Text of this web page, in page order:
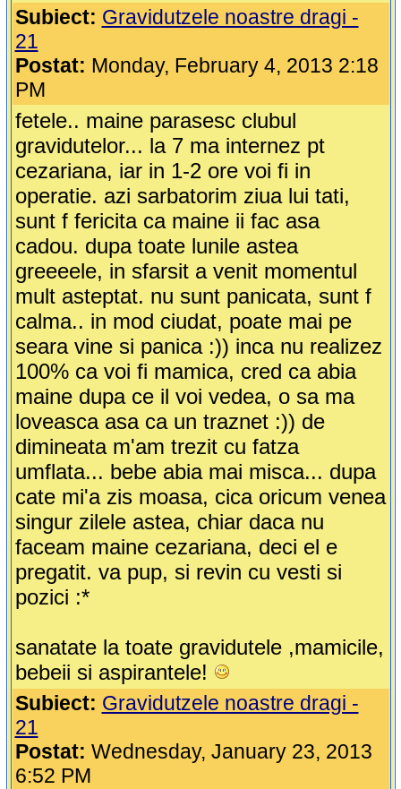
Subiect: Gravidutzele noastre dragi -
21
Postat: Monday, February 4, 2013 2:18
PM
fetele.. maine parasesc clubul
gravidutelor... la 7 ma internez pt
cezariana, iar in 1-2 ore voi fi in
operatie. azi sarbatorim ziua lui tati,
sunt f fericita ca maine ii fac asa
cadou. dupa toate lunile astea
greeeele, in sfarsit a venit momentul
mult asteptat. nu sunt panicata, sunt f
calma.. in mod ciudat, poate mai pe
seara vine si panica :)) inca nu realizez
100% ca voi fi mamica, cred ca abia
maine dupa ce il voi vedea, o sa ma
loveasca asa ca un traznet :)) de
dimineata m'am trezit cu fatza
umflata... bebe abia mai misca... dupa
cate mi'a zis moasa, cica oricum venea
singur zilele astea, chiar daca nu
faceam maine cezariana, deci el e
pregatit. va pup, si revin cu vesti si
pozici :*
sanatate la toate gravidutele ,mamicile,
bebeii si aspirantele!
Subiect: Gravidutzele noastre dragi -
21
Postat: Wednesday, January 23, 2013
6:52 PM